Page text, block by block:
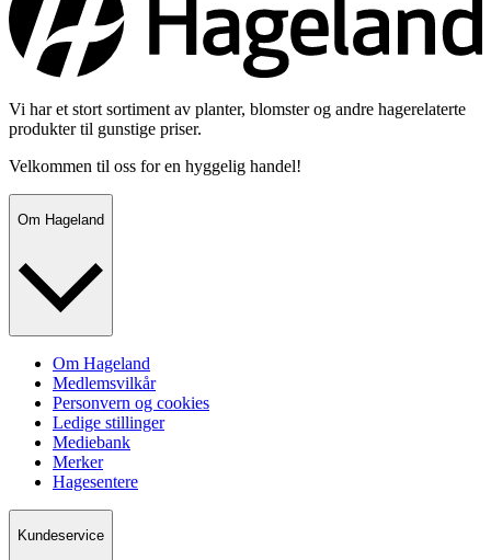
Vi har et stort sortiment av planter, blomster og andre hagerelaterte
produkter til gunstige priser.
Velkommen til oss for en hyggelig handel!
Om Hageland
Om Hageland
Medlemsvilkår
Personvern og cookies
Ledige stillinger
Mediebank
Merker
Hagesentere
Kundeservice